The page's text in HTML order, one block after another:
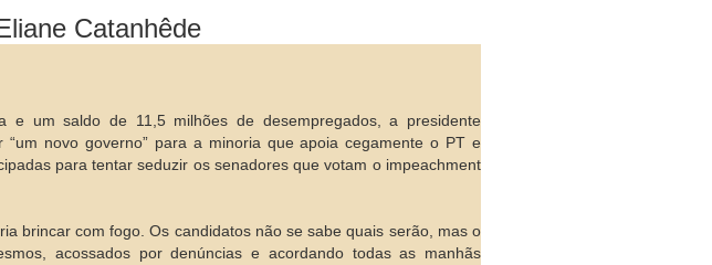
Catanhêde
e um saldo de 11,5 milhões de desempregados, a presidente
novo governo” para a minoria que apoia cegamente o PT e
para tentar seduzir os senadores que votam o impeachment
brincar com fogo. Os candidatos não se sabe quais serão, mas o
acossados por denúncias e acordando todas as manhãs